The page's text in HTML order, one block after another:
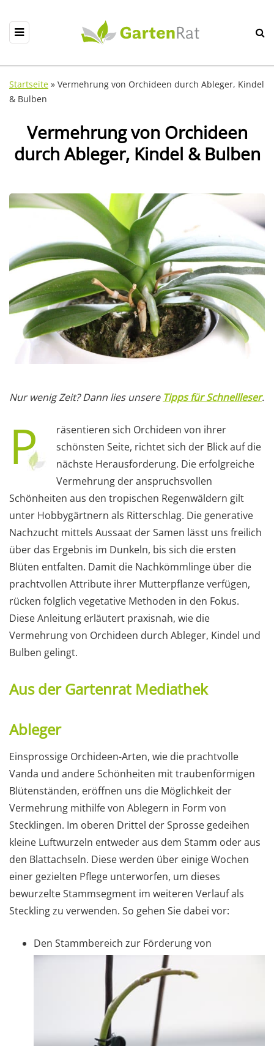
Startseite » Vermehrung von Orchideen durch Ableger, Kindel
& Bulben
Vermehrung von Orchideen
durch Ableger, Kindel & Bulben
Nur wenig Zeit? Dann lies unsere Tipps für Schnellleser.
P
räsentieren sich Orchideen von ihrer
schönsten Seite, richtet sich der Blick auf die
nächste Herausforderung. Die erfolgreiche
Vermehrung der anspruchsvollen
Schönheiten aus den tropischen Regenwäldern gilt
unter Hobbygärtnern als Ritterschlag. Die generative
Nachzucht mittels Aussaat der Samen lässt uns freilich
über das Ergebnis im Dunkeln, bis sich die ersten
Blüten entfalten. Damit die Nachkömmlinge über die
prachtvollen Attribute ihrer Mutterpflanze verfügen,
rücken folglich vegetative Methoden in den Fokus.
Diese Anleitung erläutert praxisnah, wie die
Vermehrung von Orchideen durch Ableger, Kindel und
Bulben gelingt.
Aus der Gartenrat Mediathek
Ableger
Einsprossige Orchideen-Arten, wie die prachtvolle
Vanda und andere Schönheiten mit traubenförmigen
Blütenständen, eröffnen uns die Möglichkeit der
Vermehrung mithilfe von Ablegern in Form von
Stecklingen. Im oberen Drittel der Sprosse gedeihen
kleine Luftwurzeln entweder aus dem Stamm oder aus
den Blattachseln. Diese werden über einige Wochen
einer gezielten Pflege unterworfen, um dieses
bewurzelte Stammsegment im weiteren Verlauf als
Steckling zu verwenden. So gehen Sie dabei vor:
Den Stammbereich zur Förderung von